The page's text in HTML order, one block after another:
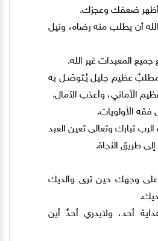
أظهر ضعفك وعجزك.
أن يطلب منه رضاه، ونيل
المعبدات غير الله.
مطلبٌ عظيم جليل يُـتوصّـل به
الأماني، وأعذب الآمال.
فقه الأولويات.
تبارك وتعالى تعين العبد
طريق النجاة.
على وجهك حين ترى والديك
أحد، ولايدري أحدٌ أين